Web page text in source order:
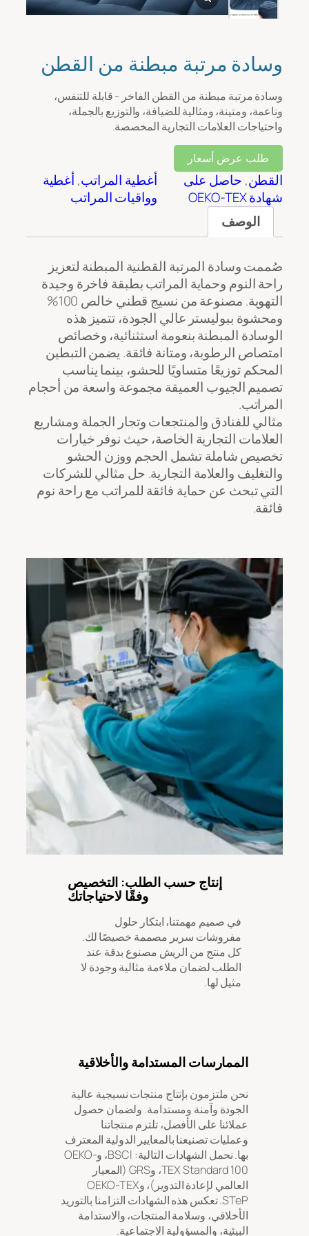
وسادة مرتبة مبطنة من القطن
وسادة مرتبة مبطنة من القطن الفاخر - قابلة للتنفس،
وناعمة، ومتينة، ومثالية للضيافة، والتوزيع بالجملة،
واحتياجات العلامات التجارية المخصصة.
طلب عرض أسعار
القطن, حاصل على
شهادة OEKO-TEX
أغطية المراتب, أغطية
وواقيات المراتب
الوصف
صُممت وسادة المرتبة القطنية المبطنة لتعزيز
راحة النوم وحماية المراتب بطبقة فاخرة وجيدة
التهوية. مصنوعة من نسيج قطني خالص 100%
ومحشوة ببوليستر عالي الجودة، تتميز هذه
الوسادة المبطنة بنعومة استثنائية، وخصائص
امتصاص الرطوبة، ومتانة فائقة. يضمن التبطين
المحكم توزيعًا متساويًا للحشو، بينما يناسب
تصميم الجيوب العميقة مجموعة واسعة من أحجام
المراتب.
مثالي للفنادق والمنتجعات وتجار الجملة ومشاريع
العلامات التجارية الخاصة، حيث نوفر خيارات
تخصيص شاملة تشمل الحجم ووزن الحشو
والتغليف والعلامة التجارية. حل مثالي للشركات
التي تبحث عن حماية فائقة للمراتب مع راحة نوم
فائقة.
إنتاج حسب الطلب: التخصيص
وفقًا لاحتياجاتك
في صميم مهمتنا، ابتكار حلول
مفروشات سرير مصممة خصيصًا لك.
كل منتج من الريش مصنوع بدقة عند
الطلب لضمان ملاءمة مثالية وجودة لا
مثيل لها.
الممارسات المستدامة والأخلاقية
نحن ملتزمون بإنتاج منتجات نسيجية عالية
الجودة وآمنة ومستدامة. ولضمان حصول
عملائنا على الأفضل، تلتزم منتجاتنا
وعمليات تصنيعنا بالمعايير الدولية المعترف
بها. نحمل الشهادات التالية: BSCI، وOEKO-
TEX Standard 100، وGRS (المعيار
العالمي لإعادة التدوير)، وOEKO-TEX
STeP. تعكس هذه الشهادات التزامنا بالتوريد
الأخلاقي، وسلامة المنتجات، والاستدامة
البيئية، والمسؤولية الاجتماعية.
رسالة*
تحميل الملف
رفع
يُقدِّم